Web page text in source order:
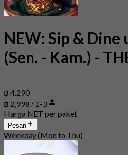
NEW: Sip &
(Sen. - Kam.) -
฿ 4.290
฿ 2,998 / 1-3
Harga NET per paket
Pesan
Weekday (Mon to Thu)